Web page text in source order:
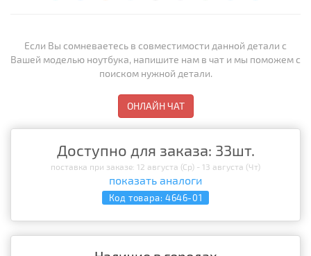
Если Вы сомневаетесь в совместимости данной детали с
Вашей моделью ноутбука, напишите нам в чат и мы поможем с
поиском нужной детали.
ОНЛАЙН ЧАТ
Доступно для заказа: 33шт.
поставка при заказе: 12 августа (Ср) - 13 августа (Чт)
показать аналоги
Код товара: 4646-01